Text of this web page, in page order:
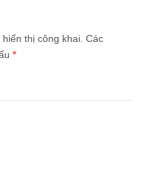
thị công khai. Các
*